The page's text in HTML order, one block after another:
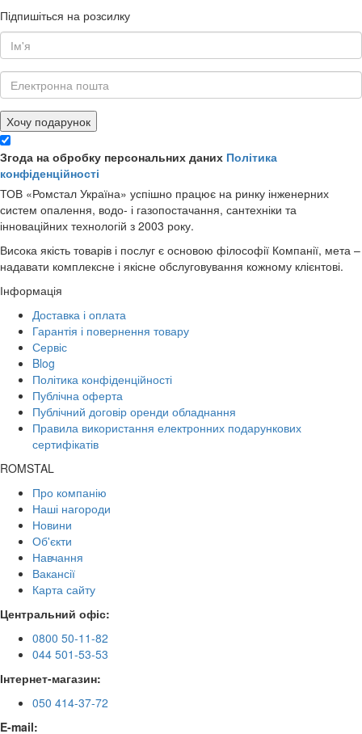
Підпишіться на розсилку
Хочу подарунок
Згода на обробку персональних даних Політика
конфіденційності
ТОВ «Ромстал Україна» успішно працює на ринку інженерних
систем опалення, водо- і газопостачання, сантехніки та
інноваційних технологій з 2003 року.
Висока якість товарів і послуг є основою філософії Компанії, мета –
надавати комплексне і якісне обслуговування кожному клієнтові.
Інформація
Доставка і оплата
Гарантія і повернення товару
Сервіс
Blog
Політика конфіденційності
Публічна оферта
Публічний договір оренди обладнання
Правила використання електронних подарункових
сертифікатів
ROMSTAL
Про компанію
Наші нагороди
Новини
Об'єкти
Навчання
Вакансії
Карта сайту
Центральний офіс:
0800 50-11-82
044 501-53-53
Інтернет-магазин:
050 414-37-72
E-mail: